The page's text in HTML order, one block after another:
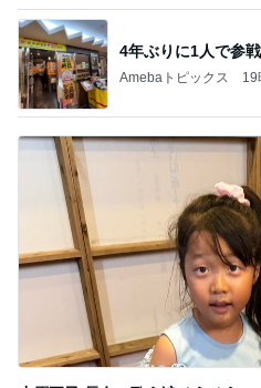
1
モアナと伝説
「吉田さんちの
ba 吉田さんファ
2
戦いだった！
しまむらディ
キャラクター大
3
【読者さん
マカロンのclub